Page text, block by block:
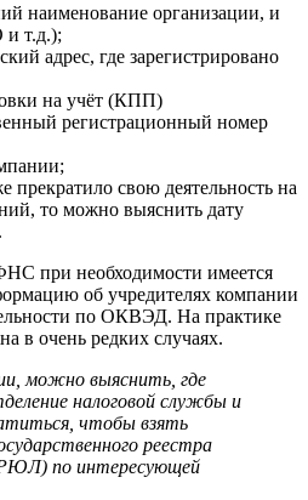
наименование организации, и
т.д.);
адрес, где зарегистрировано
на учёт (КПП)
регистрационный номер
прекратило свою деятельность на
то можно выяснить дату
при необходимости имеется
об учредителях компании
по ОКВЭД. На практике
в очень редких случаях.
можно выяснить, где
налоговой службы и
чтобы взять
реестра
по интересующей